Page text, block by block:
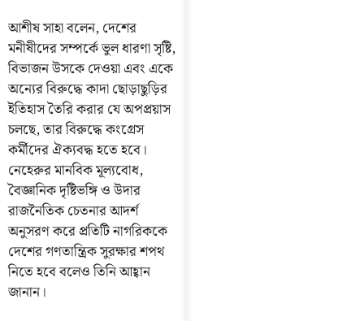
আশীষ সাহা বলেন, দেশের
মনীষীদের সম্পর্কে ভুল ধারণা সৃষ্টি,
বিভাজন উসকে দেওয়া এবং একে
অন্যের বিরুদ্ধে কাদা ছোড়াছুড়ির
ইতিহাস তৈরি করার যে অপপ্রয়াস
চলছে, তার বিরুদ্ধে কংগ্রেস
কর্মীদের ঐক্যবদ্ধ হতে হবে।
নেহেরুর মানবিক মূল্যবোধ,
বৈজ্ঞানিক দৃষ্টিভঙ্গি ও উদার
রাজনৈতিক চেতনার আদর্শ
অনুসরণ করে প্রতিটি নাগরিককে
দেশের গণতান্ত্রিক সুরক্ষার শপথ
নিতে হবে বলেও তিনি আহ্বান
জানান।